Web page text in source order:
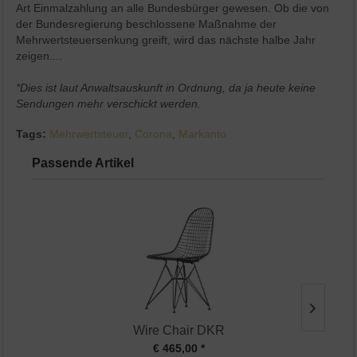
Art Einmalzahlung an alle Bundesbürger gewesen. Ob die von
der Bundesregierung beschlossene Maßnahme der
Mehrwertsteuersenkung greift, wird das nächste halbe Jahr
zeigen....
*Dies ist laut Anwaltsauskunft in Ordnung, da ja heute keine
Sendungen mehr verschickt werden.
Tags: Mehrwertsteuer, Corona, Markanto
Passende Artikel
Wire Chair DKR
€ 465,00 *